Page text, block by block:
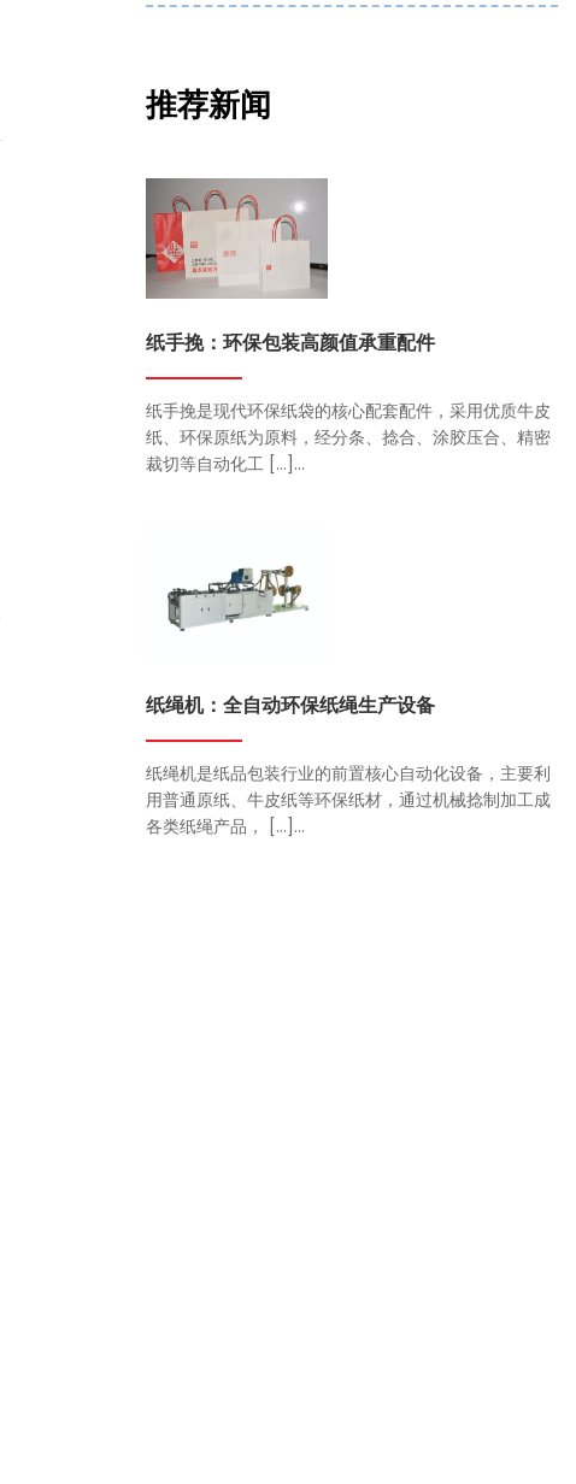
推荐新闻
纸手挽：环保包装高颜值承重配件
纸手挽是现代环保纸袋的核心配套配件，采用优质牛皮
纸、环保原纸为原料，经分条、捻合、涂胶压合、精密
裁切等自动化工 […]...
纸绳机：全自动环保纸绳生产设备
纸绳机是纸品包装行业的前置核心自动化设备，主要利
用普通原纸、牛皮纸等环保纸材，通过机械捻制加工成
各类纸绳产品， […]...